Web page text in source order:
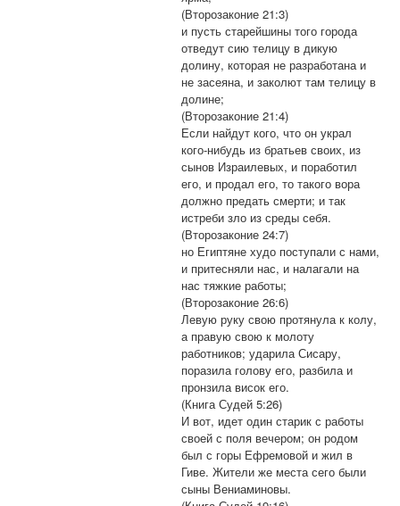
(Второзаконие 21:3)
и пусть старейшины того города
отведут сию телицу в дикую
долину, которая не разработана и
не засеяна, и заколют там телицу в
долине;
(Второзаконие 21:4)
Если найдут кого, что он украл
кого-нибудь из братьев своих, из
сынов Израилевых, и поработил
его, и продал его, то такого вора
должно предать смерти; и так
истреби зло из среды себя.
(Второзаконие 24:7)
но Египтяне худо поступали с нами,
и притесняли нас, и налагали на
нас тяжкие работы;
(Второзаконие 26:6)
Левую руку свою протянула к колу,
а правую свою к молоту
работников; ударила Сисару,
поразила голову его, разбила и
пронзила висок его.
(Книга Судей 5:26)
И вот, идет один старик с работы
своей с поля вечером; он родом
был с горы Ефремовой и жил в
Гиве. Жители же места сего были
сыны Вениаминовы.